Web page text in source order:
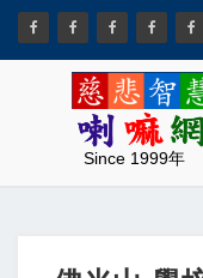
Since 1999年